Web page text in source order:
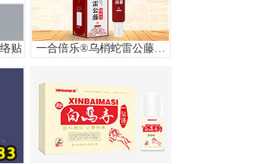
贴 一合倍乐®乌梢蛇雷公藤抑菌膏